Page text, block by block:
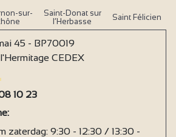
sur-
Saint-Donat sur
l’Herbasse
Saint Félicien
45 - BP70019
CEDEX
10 23
zaterdag: 9:30 - 12:30 / 13:30 -